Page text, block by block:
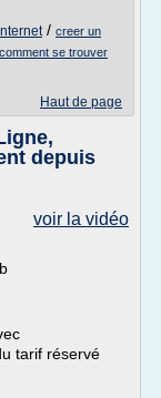
/ creer un
comment se trouver
Haut de page
depuis
voir la vidéo
tarif réservé